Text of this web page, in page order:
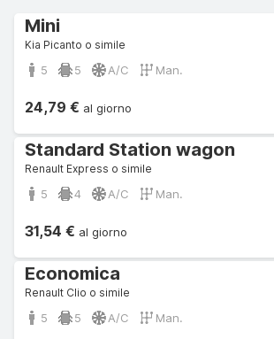
Mini
Kia Picanto o simile
5 5 A/C Man.
24,79 € al giorno
Standard Station wagon
Renault Express o simile
5 4 A/C Man.
31,54 € al giorno
Economica
Renault Clio o simile
5 5 A/C Man.